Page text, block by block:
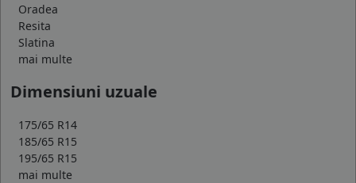
Oradea
Resita
Slatina
mai multe
Dimensiuni uzuale
175/65 R14
185/65 R15
195/65 R15
mai multe